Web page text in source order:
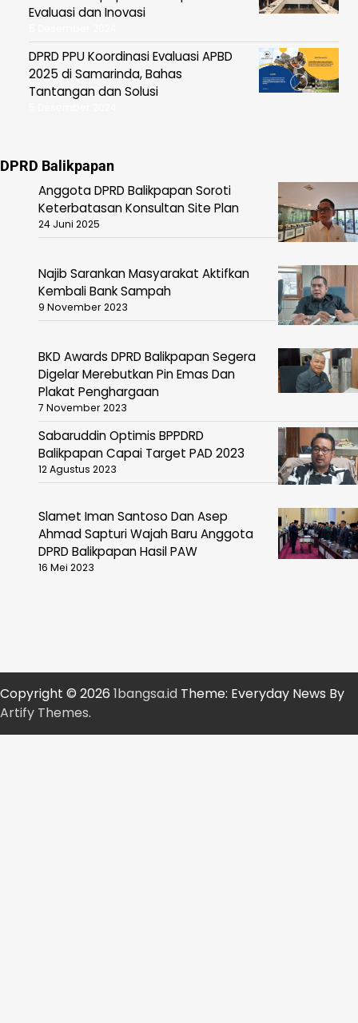
Evaluasi dan Inovasi
DPRD PPU Koordinasi Evaluasi APBD
2025 di Samarinda, Bahas
Tantangan dan Solusi
DPRD Balikpapan
Anggota DPRD Balikpapan Soroti
Keterbatasan Konsultan Site Plan
24 Juni 2025
Najib Sarankan Masyarakat Aktifkan
Kembali Bank Sampah
9 November 2023
BKD Awards DPRD Balikpapan Segera
Digelar Merebutkan Pin Emas Dan
Plakat Penghargaan
7 November 2023
Sabaruddin Optimis BPPDRD
Balikpapan Capai Target PAD 2023
12 Agustus 2023
Slamet Iman Santoso Dan Asep
Ahmad Sapturi Wajah Baru Anggota
DPRD Balikpapan Hasil PAW
16 Mei 2023
Copyright © 2026 1bangsa.id Theme: Everyday News By
Artify Themes.